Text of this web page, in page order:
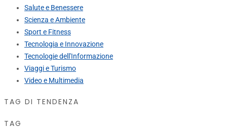
Salute e Benessere
Scienza e Ambiente
Sport e Fitness
Tecnologia e Innovazione
Tecnologie dell'Informazione
Viaggi e Turismo
Video e Multimedia
TAG DI TENDENZA
TAG